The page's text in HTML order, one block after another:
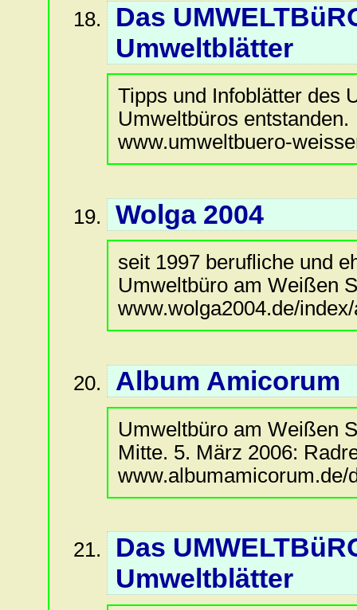
Das
Umweltblätter
Tipps und Infoblätter des
Umweltbüros entstanden.
www.umweltbuero-
Wolga 2004
seit 1997 berufliche und
Umweltbüro am Weißen
www.wolga2004.de/
Album Amicorum
Umweltbüro am Weißen
Mitte. 5. März 2006:
Das
Umweltblätter